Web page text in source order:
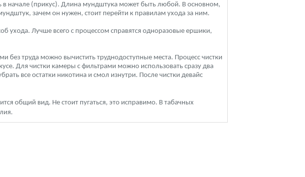
в начале (прикус). Длина мундштука может быть любой. В основном,
зачем он нужен, стоит перейти к правилам ухода за ним.
ухода. Лучше всего с процессом справятся одноразовые ершики,
без труда можно вычистить труднодоступные места. Процесс чистки
Для чистки камеры с фильтрами можно использовать сразу два
все остатки никотина и смол изнутри. После чистки девайс
общий вид. Не стоит пугаться, это исправимо. В табачных